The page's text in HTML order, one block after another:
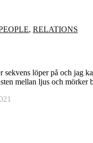
, RELATIONS
löper på och jag
mellan ljus och